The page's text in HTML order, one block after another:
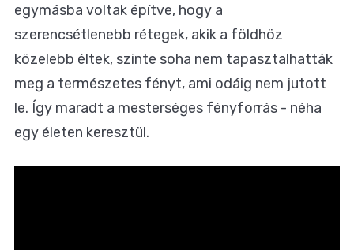
egymásba voltak építve, hogy a
szerencsétlenebb rétegek, akik a földhöz
közelebb éltek, szinte soha nem tapasztalhatták
meg a természetes fényt, ami odáig nem jutott
le. Így maradt a mesterséges fényforrás - néha
egy életen keresztül.